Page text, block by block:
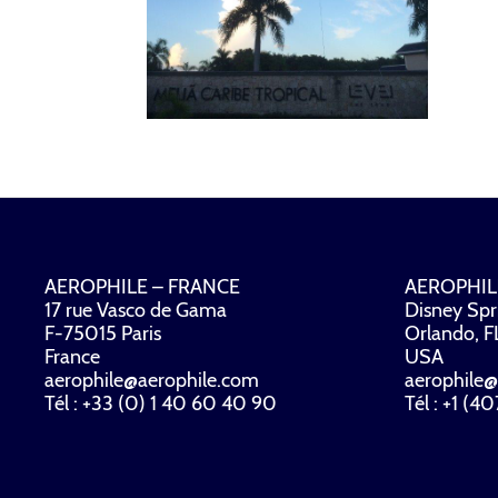
AEROPHILE – FRANCE
17 rue Vasco de Gama
F-75015 Paris
France
aerophile@aerophile.com
Tél : +33 (0) 1 40 60 40 90
Disney
Orlando,
USA
Tél : +1